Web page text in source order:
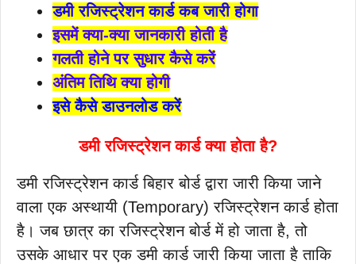
डमी रजिस्ट्रेशन कार्ड कब जारी होगा
इसमें क्या-क्या जानकारी होती है
गलती होने पर सुधार कैसे करें
अंतिम तिथि क्या होगी
इसे कैसे डाउनलोड करें
डमी रजिस्ट्रेशन कार्ड क्या होता है?
डमी रजिस्ट्रेशन कार्ड बिहार बोर्ड द्वारा जारी किया जाने
वाला एक अस्थायी (Temporary) रजिस्ट्रेशन कार्ड होता
है। जब छात्र का रजिस्ट्रेशन बोर्ड में हो जाता है, तो
उसके आधार पर एक डमी कार्ड जारी किया जाता है ताकि